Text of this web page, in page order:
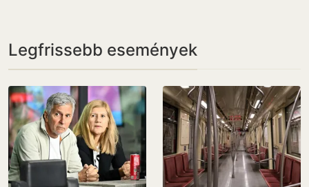
Legfrissebb események